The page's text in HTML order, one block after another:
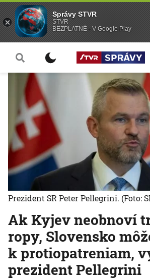
Ak Kyjev neobnoví
ropy, Slovensko
k protiopatreniam,
prezident Pellegrini
Prezident SR Peter Pellegrini. (Foto:
Správy STVR
STVR
BEZPLATNÉ - V Google Play